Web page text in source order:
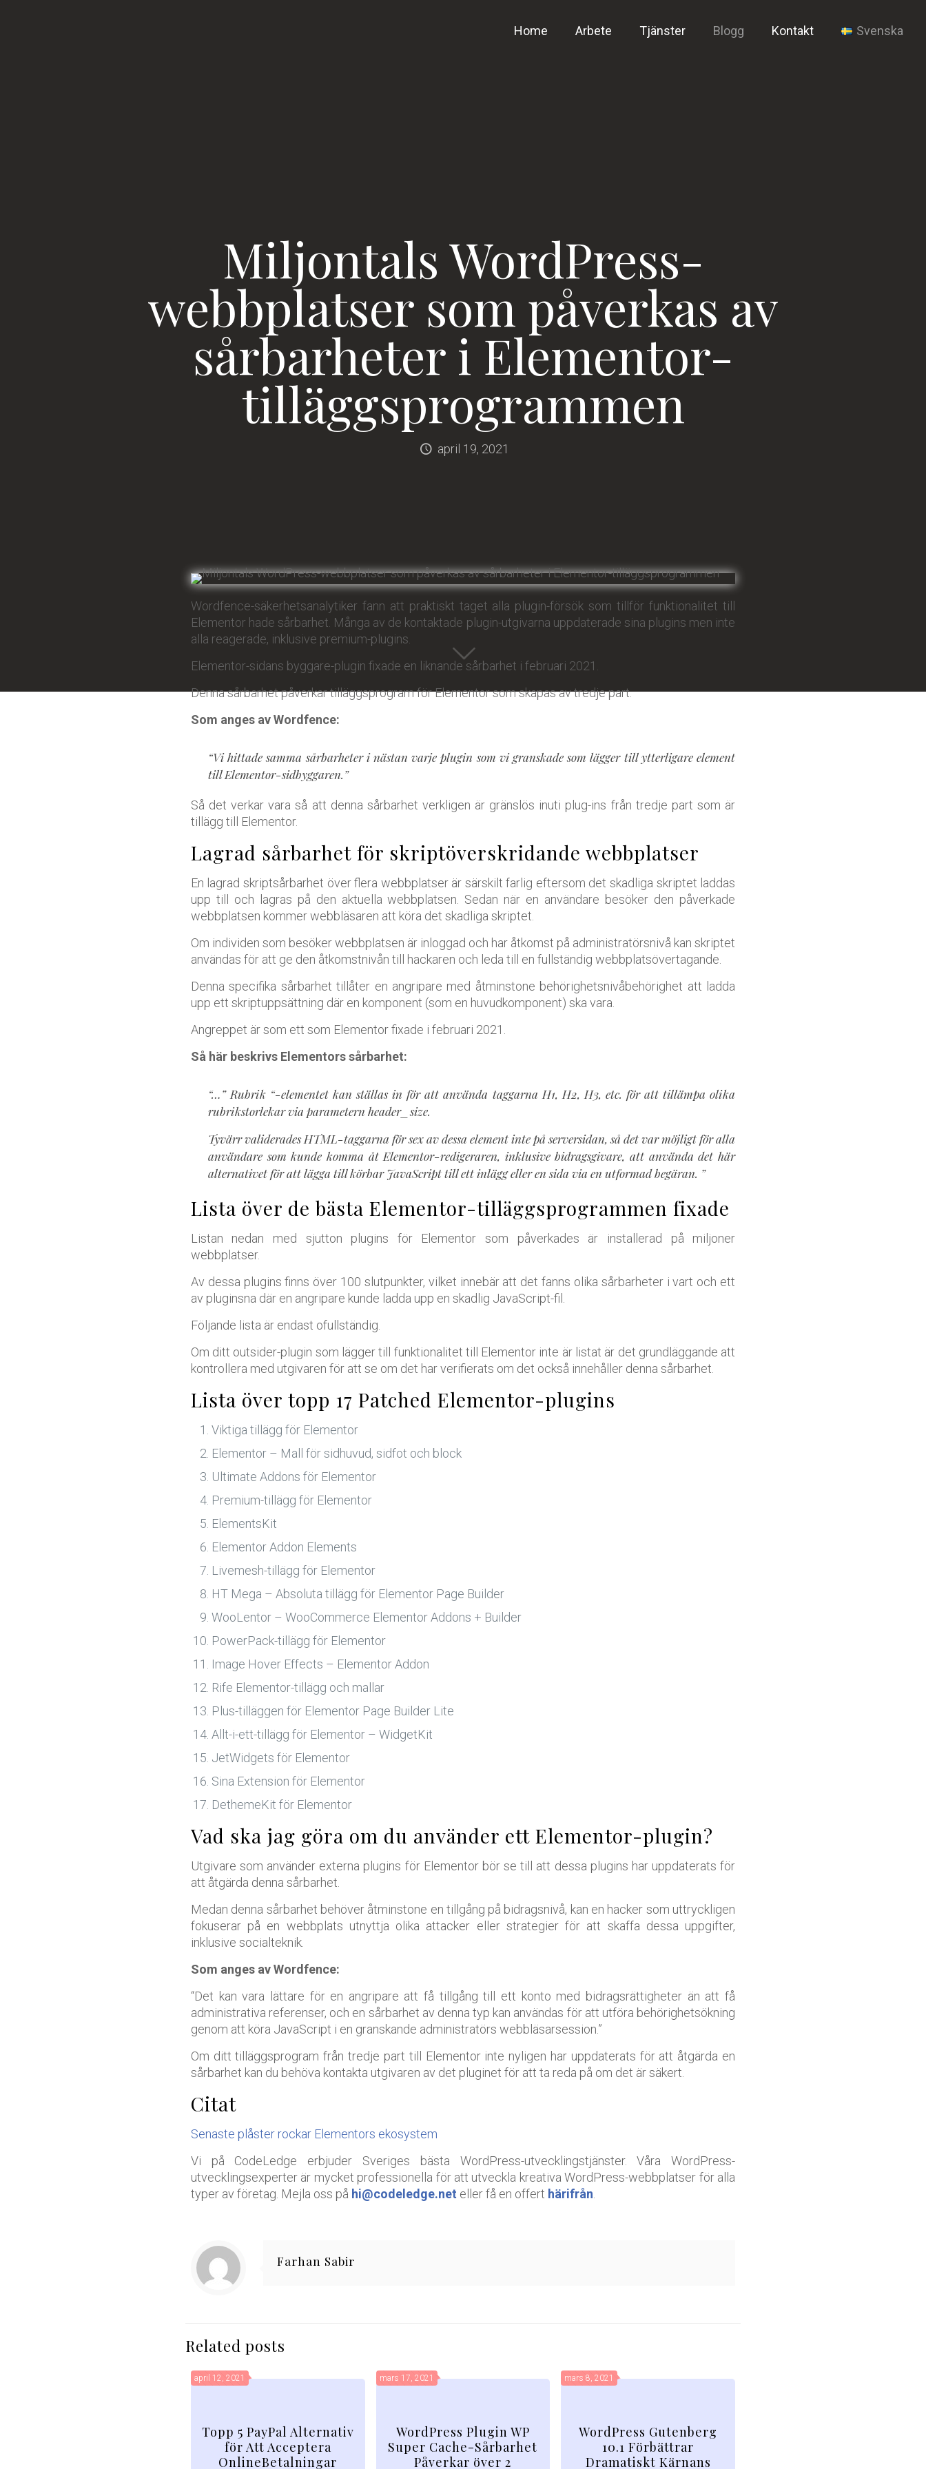
Home Arbete Tjänster Blogg Kontakt Svenska
Miljontals WordPress-
webbplatser som påverkas av
sårbarheter i Elementor-
tilläggsprogrammen
april 19, 2021
Wordfence-säkerhetsanalytiker fann att praktiskt taget alla plugin-försök som tillför funktionalitet till
Elementor hade sårbarhet. Många av de kontaktade plugin-utgivarna uppdaterade sina plugins men inte
alla reagerade, inklusive premium-plugins.
Elementor-sidans byggare-plugin fixade en liknande sårbarhet i februari 2021.
Denna sårbarhet påverkar tilläggsprogram för Elementor som skapas av tredje part.
Som anges av Wordfence:
“Vi hittade samma sårbarheter i nästan varje plugin som vi granskade som lägger till ytterligare element
till Elementor-sidbyggaren.”
Så det verkar vara så att denna sårbarhet verkligen är gränslös inuti plug-ins från tredje part som är
tillägg till Elementor.
Lagrad sårbarhet för skriptöverskridande webbplatser
En lagrad skriptsårbarhet över flera webbplatser är särskilt farlig eftersom det skadliga skriptet laddas
upp till och lagras på den aktuella webbplatsen. Sedan när en användare besöker den påverkade
webbplatsen kommer webbläsaren att köra det skadliga skriptet.
Om individen som besöker webbplatsen är inloggad och har åtkomst på administratörsnivå kan skriptet
användas för att ge den åtkomstnivån till hackaren och leda till en fullständig webbplatsövertagande.
Denna specifika sårbarhet tillåter en angripare med åtminstone behörighetsnivåbehörighet att ladda
upp ett skriptuppsättning där en komponent (som en huvudkomponent) ska vara.
Angreppet är som ett som Elementor fixade i februari 2021.
Så här beskrivs Elementors sårbarhet:
“…” Rubrik “-elementet kan ställas in för att använda taggarna H1, H2, H3, etc. för att tillämpa olika
rubrikstorlekar via parametern header_size.
Tyvärr validerades HTML-taggarna för sex av dessa element inte på serversidan, så det var möjligt för alla
användare som kunde komma åt Elementor-redigeraren, inklusive bidragsgivare, att använda det här
alternativet för att lägga till körbar JavaScript till ett inlägg eller en sida via en utformad begäran. ”
Lista över de bästa Elementor-tilläggsprogrammen fixade
Listan nedan med sjutton plugins för Elementor som påverkades är installerad på miljoner
webbplatser.
Av dessa plugins finns över 100 slutpunkter, vilket innebär att det fanns olika sårbarheter i vart och ett
av pluginsna där en angripare kunde ladda upp en skadlig JavaScript-fil.
Följande lista är endast ofullständig.
Om ditt outsider-plugin som lägger till funktionalitet till Elementor inte är listat är det grundläggande att
kontrollera med utgivaren för att se om det har verifierats om det också innehåller denna sårbarhet.
Lista över topp 17 Patched Elementor-plugins
Viktiga tillägg för Elementor
Elementor – Mall för sidhuvud, sidfot och block
Ultimate Addons för Elementor
Premium-tillägg för Elementor
ElementsKit
Elementor Addon Elements
Livemesh-tillägg för Elementor
HT Mega – Absoluta tillägg för Elementor Page Builder
WooLentor – WooCommerce Elementor Addons + Builder
PowerPack-tillägg för Elementor
Image Hover Effects – Elementor Addon
Rife Elementor-tillägg och mallar
Plus-tilläggen för Elementor Page Builder Lite
Allt-i-ett-tillägg för Elementor – WidgetKit
JetWidgets för Elementor
Sina Extension för Elementor
DethemeKit för Elementor
Vad ska jag göra om du använder ett Elementor-plugin?
Utgivare som använder externa plugins för Elementor bör se till att dessa plugins har uppdaterats för
att åtgärda denna sårbarhet.
Medan denna sårbarhet behöver åtminstone en tillgång på bidragsnivå, kan en hacker som uttryckligen
fokuserar på en webbplats utnyttja olika attacker eller strategier för att skaffa dessa uppgifter,
inklusive socialteknik.
Som anges av Wordfence:
“Det kan vara lättare för en angripare att få tillgång till ett konto med bidragsrättigheter än att få
administrativa referenser, och en sårbarhet av denna typ kan användas för att utföra behörighetsökning
genom att köra JavaScript i en granskande administratörs webbläsarsession.”
Om ditt tilläggsprogram från tredje part till Elementor inte nyligen har uppdaterats för att åtgärda en
sårbarhet kan du behöva kontakta utgivaren av det pluginet för att ta reda på om det är säkert.
Citat
Senaste plåster rockar Elementors ekosystem
Vi på CodeLedge erbjuder Sveriges bästa WordPress-utvecklingstjänster. Våra WordPress-
utvecklingsexperter är mycket professionella för att utveckla kreativa WordPress-webbplatser för alla
typer av företag. Mejla oss på hi@codeledge.net eller få en offert härifrån.
Farhan Sabir
Related posts
april 12, 2021
Topp 5 PayPal Alternativ
för Att Acceptera
OnlineBetalningar
mars 17, 2021
WordPress Plugin WP
Super Cache-Sårbarhet
Påverkar över 2
mars 8, 2021
WordPress Gutenberg
10.1 Förbättrar
Dramatiskt Kärnans